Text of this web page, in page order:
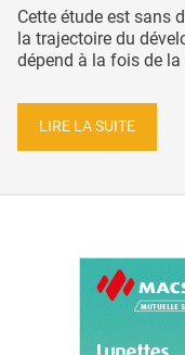
Cette étude est sans
la trajectoire du
dépend à la fois de la
LIRE LA SUITE